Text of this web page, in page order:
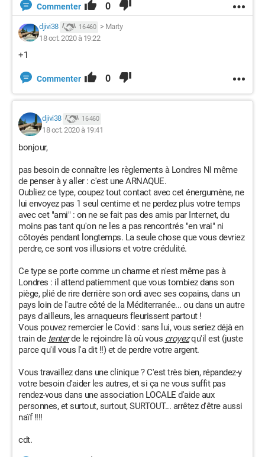
Commenter 0
djivi38 16 460 > Marty
18 oct. 2020 à 19:22
+1
Commenter 0
djivi38 16 460
18 oct. 2020 à 19:41
bonjour,
pas besoin de connaître les règlements à Londres NI même
de penser à y aller : c'est une ARNAQUE.
Oubliez ce type, coupez tout contact avec cet énergumène, ne
lui envoyez pas 1 seul centime et ne perdez plus votre temps
avec cet "ami" : on ne se fait pas des amis par Internet, du
moins pas tant qu'on ne les a pas rencontrés "en vrai" ni
côtoyés pendant longtemps. La seule chose que vous devriez
perdre, ce sont vos illusions et votre crédulité.
Ce type se porte comme un charme et n'est même pas à
Londres : il attend patiemment que vous tombiez dans son
piège, plié de rire derrière son ordi avec ses copains, dans un
pays loin de l'autre côté de la Méditerranée... ou dans un autre
pays d'ailleurs, les arnaqueurs fleurissent partout !
Vous pouvez remercier le Covid : sans lui, vous seriez déjà en
train de tenterde le rejoindre là où vous croyezqu'il est (juste
parce qu'il vous l'a dit !!) et de perdre votre argent.
Vous travaillez dans une clinique ? C'est très bien, répandez-y
votre besoin d'aider les autres, et si ça ne vous suffit pas
rendez-vous dans une association LOCALE d'aide aux
personnes, et surtout, surtout, SURTOUT... arrêtez d'être aussi
naïf !!!!
cdt.